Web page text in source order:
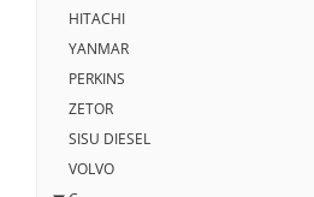
HITACHI
YANMAR
PERKINS
ZETOR
SISU DIESEL
VOLVO